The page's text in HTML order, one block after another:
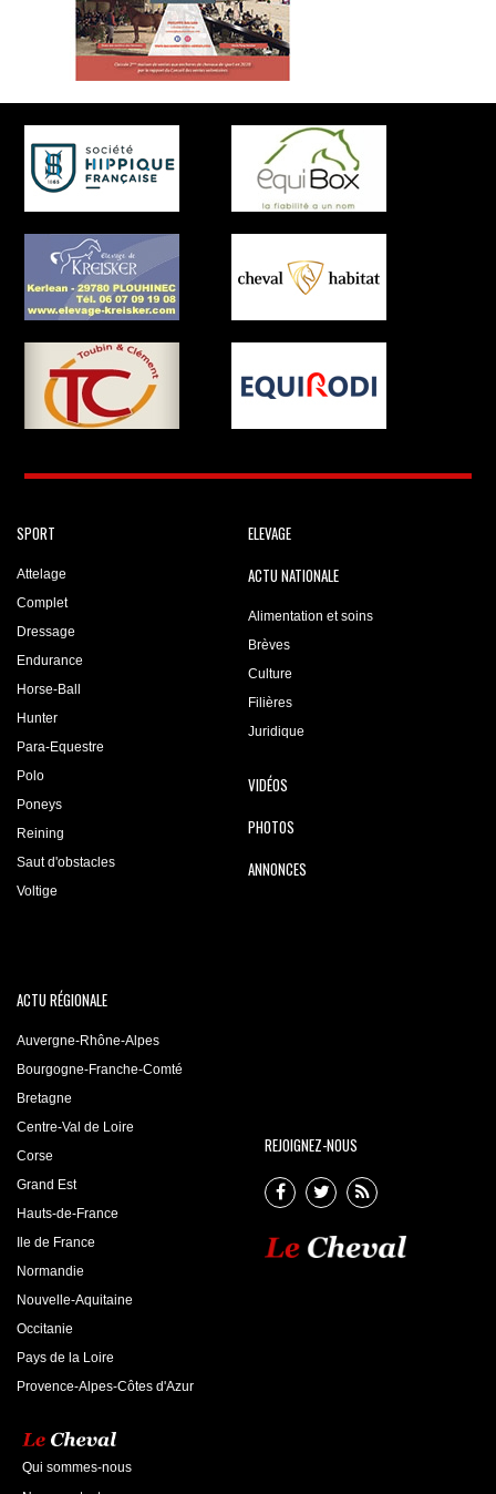
SPORT
Attelage
Complet
Dressage
Endurance
Horse-Ball
Hunter
Para-Equestre
Polo
Poneys
Reining
Saut d'obstacles
Voltige
ELEVAGE
ACTU NATIONALE
Alimentation et soins
Brèves
Culture
Filières
Juridique
VIDÉOS
PHOTOS
ANNONCES
ACTU RÉGIONALE
Auvergne-Rhône-Alpes
Bourgogne-Franche-Comté
Bretagne
Centre-Val de Loire
Corse
Grand Est
Hauts-de-France
Ile de France
Normandie
Nouvelle-Aquitaine
Occitanie
Pays de la Loire
Provence-Alpes-Côtes d'Azur
REJOIGNEZ-NOUS
Qui sommes-nous